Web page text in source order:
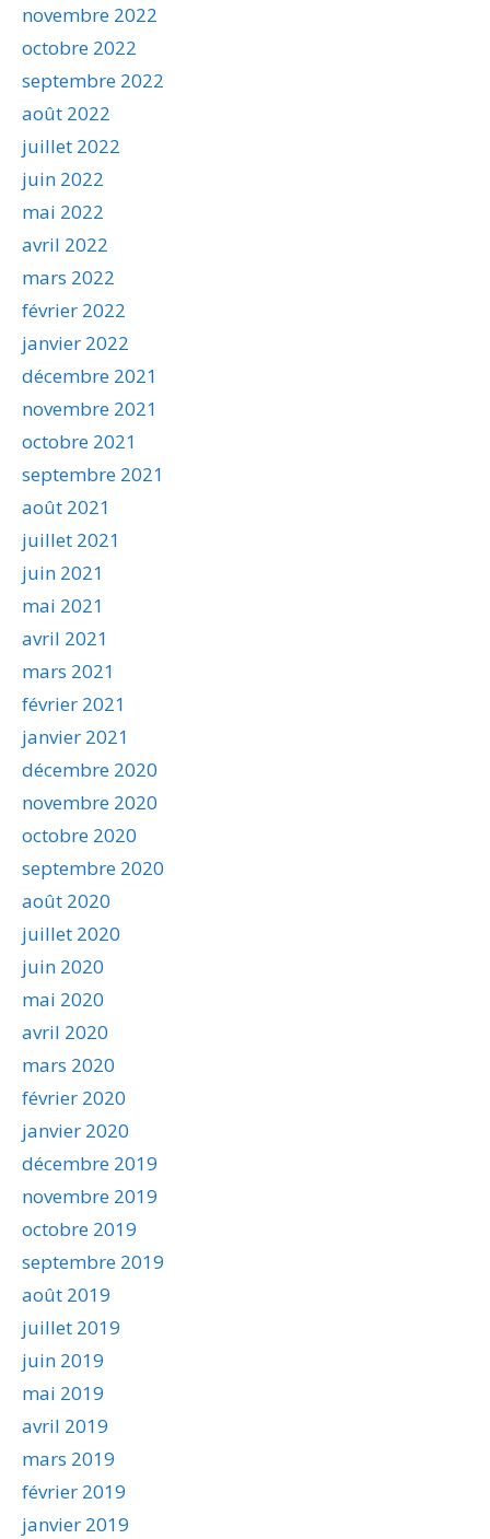
novembre 2022
octobre 2022
septembre 2022
août 2022
juillet 2022
juin 2022
mai 2022
avril 2022
mars 2022
février 2022
janvier 2022
décembre 2021
novembre 2021
octobre 2021
septembre 2021
août 2021
juillet 2021
juin 2021
mai 2021
avril 2021
mars 2021
février 2021
janvier 2021
décembre 2020
novembre 2020
octobre 2020
septembre 2020
août 2020
juillet 2020
juin 2020
mai 2020
avril 2020
mars 2020
février 2020
janvier 2020
décembre 2019
novembre 2019
octobre 2019
septembre 2019
août 2019
juillet 2019
juin 2019
mai 2019
avril 2019
mars 2019
février 2019
janvier 2019